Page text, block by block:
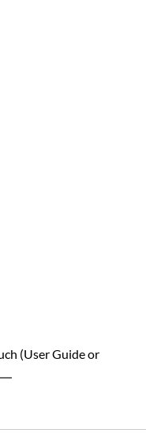
(User Guide or